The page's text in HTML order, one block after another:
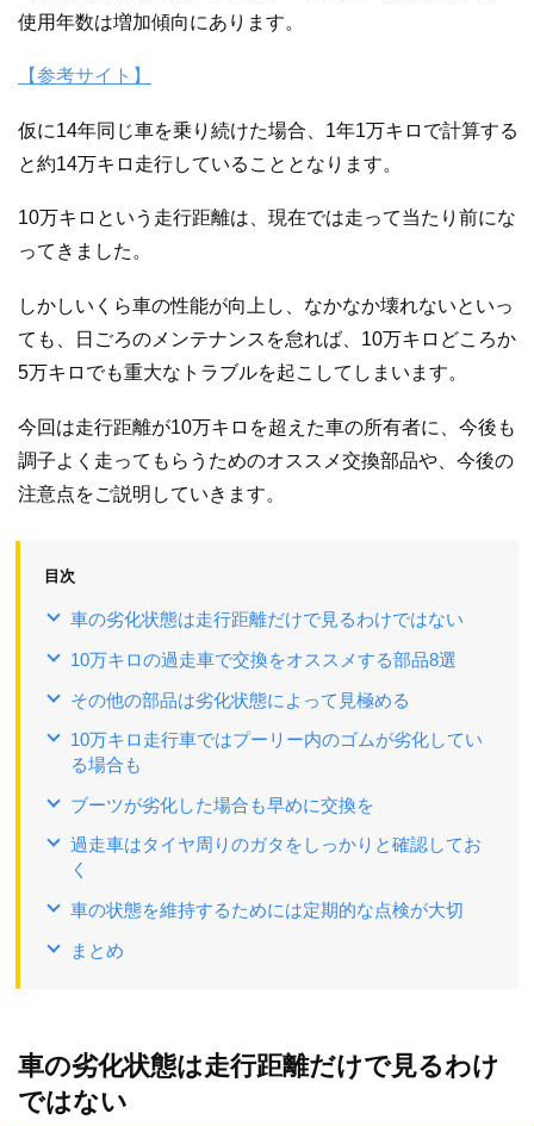
使用年数は増加傾向にあります。
【参考サイト】
仮に14年同じ車を乗り続けた場合、1年1万キロで計算する
と約14万キロ走行していることとなります。
10万キロという走行距離は、現在では走って当たり前にな
ってきました。
しかしいくら車の性能が向上し、なかなか壊れないといっ
ても、日ごろのメンテナンスを怠れば、10万キロどころか
5万キロでも重大なトラブルを起こしてしまいます。
今回は走行距離が10万キロを超えた車の所有者に、今後も
調子よく走ってもらうためのオススメ交換部品や、今後の
注意点をご説明していきます。
目次
車の劣化状態は走行距離だけで見るわけではない
10万キロの過走車で交換をオススメする部品8選
その他の部品は劣化状態によって見極める
10万キロ走行車ではプーリー内のゴムが劣化してい
る場合も
ブーツが劣化した場合も早めに交換を
過走車はタイヤ周りのガタをしっかりと確認してお
く
車の状態を維持するためには定期的な点検が大切
まとめ
車の劣化状態は走行距離だけで見るわけ
ではない